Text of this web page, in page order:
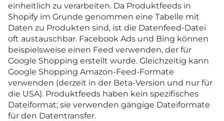
einheitlich zu verarbeiten. Da Produktfeeds in
Shopify im Grunde genommen eine Tabelle mit
Daten zu Produkten sind, ist die Datenfeed-Datei
oft austauschbar. Facebook Ads und Bing können
beispielsweise einen Feed verwenden, der für
Google Shopping erstellt wurde. Gleichzeitig kann
Google Shopping Amazon-Feed-Formate
verwenden (derzeit in der Beta-Version und nur für
die USA). Produktfeeds haben kein spezifisches
Dateiformat; sie verwenden gängige Dateiformate
für den Datentransfer.